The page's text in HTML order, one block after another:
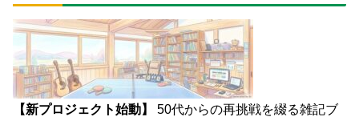
【新プロジェクト始動】
50代からの再挑戦を綴る雑記ブ